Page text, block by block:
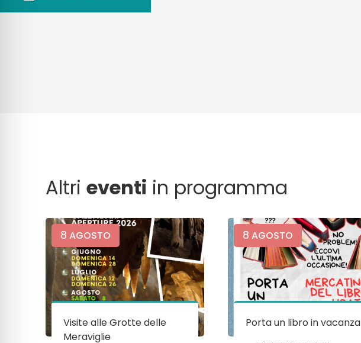
Altrieventi in programma
8 AGOSTO
Visite alle Grotte delle
Meraviglie
8 AGOSTO
Porta un libro in vacanza